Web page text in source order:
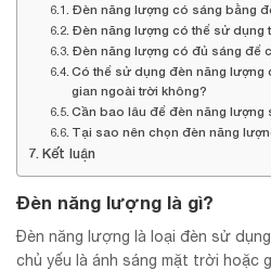
Đèn năng lượng có sáng bằng
Đèn năng lượng có thể sử dụng
Đèn năng lượng có đủ sáng để
Có thể sử dụng đèn năng lượng
gian ngoài trời không?
Cần bao lâu để đèn năng lượng
Tại sao nên chọn đèn năng
Kết luận
Đèn năng lượng là gì?
Đèn năng lượng là loại đèn sử
chủ yếu là ánh sáng mặt trời hoặc